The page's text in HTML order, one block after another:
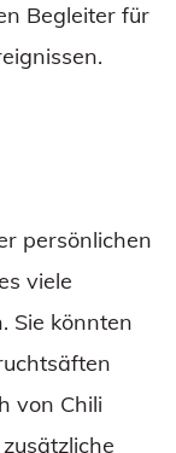
Begleiter für
persönlichen
viele
Sie könnten
von Chili